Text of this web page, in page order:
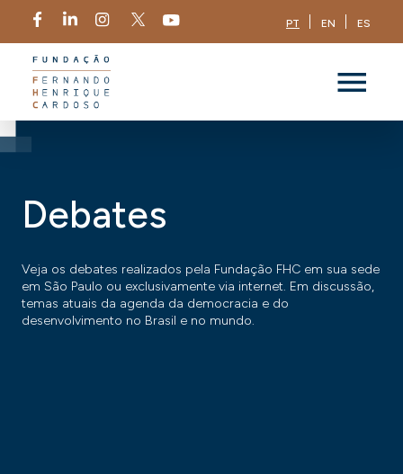
PT EN ES
Debates
Veja os debates realizados pela Fundação FHC em sua sede
em São Paulo ou exclusivamente via internet. Em discussão,
temas atuais da agenda da democracia e do
desenvolvimento no Brasil e no mundo.